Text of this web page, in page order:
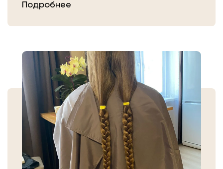
Затем плотно закрепите волосы
самостоятельно, то косичку
аккуратно уложите в пакет или бумагу.
Или просто приходите в салон «Банк
Волос».
Подробнее